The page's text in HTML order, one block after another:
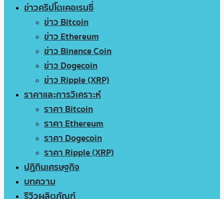
ข่าวคริปโตเคอเรนซี่
ข่าว Bitcoin
ข่าว Ethereum
ข่าว Binance Coin
ข่าว Dogecoin
ข่าว Ripple (XRP)
ราคาและการวิเคราะห์
ราคา Bitcoin
ราคา Ethereum
ราคา Dogecoin
ราคา Ripple (XRP)
ปฏิทินเศรษฐกิจ
บทความ